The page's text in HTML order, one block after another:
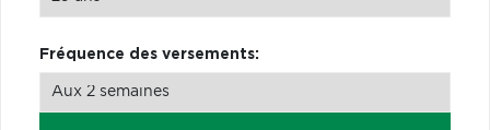
Fréquence des versements: